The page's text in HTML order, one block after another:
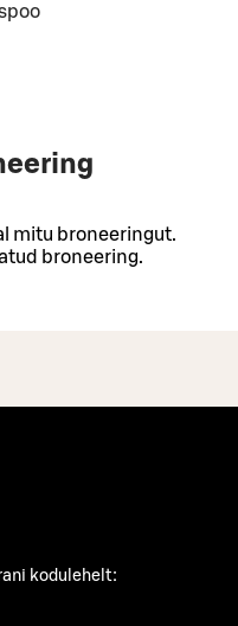
mitu broneeringut.
broneering.
kodulehelt: